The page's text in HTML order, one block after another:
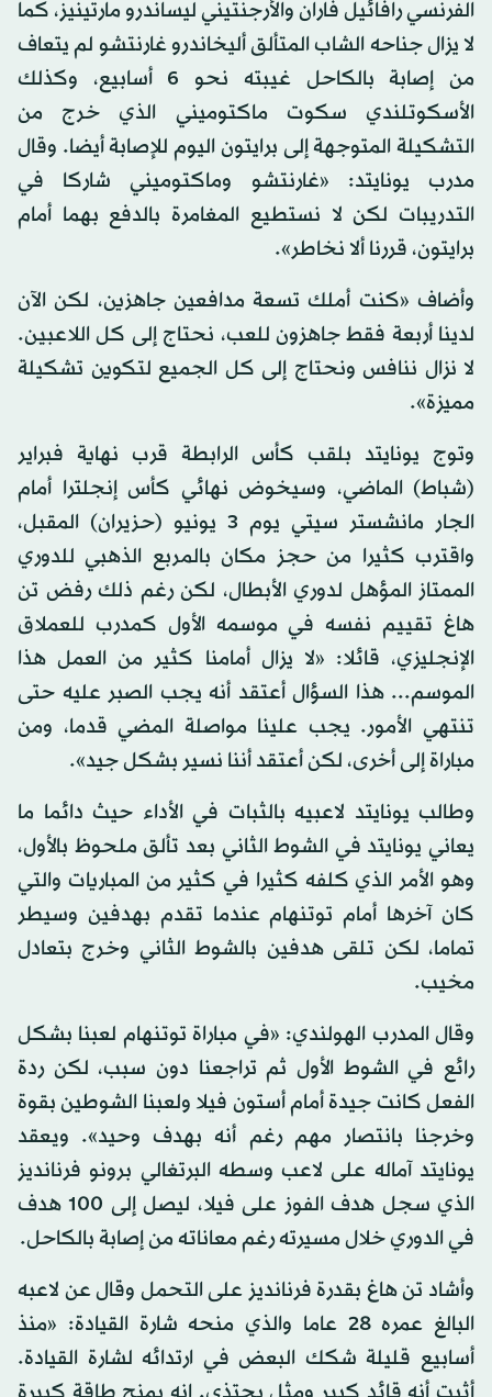
الفرنسي رافائيل فاران والأرجنتيني ليساندرو مارتينيز، كما
لا يزال جناحه الشاب المتألق أليخاندرو غارنتشو لم يتعاف
من إصابة بالكاحل غيبته نحو 6 أسابيع، وكذلك
الأسكوتلندي سكوت ماكتوميني الذي خرج من
التشكيلة المتوجهة إلى برايتون اليوم للإصابة أيضا. وقال
مدرب يونايتد: «غارنتشو وماكتوميني شاركا في
التدريبات لكن لا نستطيع المغامرة بالدفع بهما أمام
برايتون، قررنا ألا نخاطر».
وأضاف «كنت أملك تسعة مدافعين جاهزين، لكن الآن
لدينا أربعة فقط جاهزون للعب، نحتاج إلى كل اللاعبين.
لا نزال ننافس ونحتاج إلى كل الجميع لتكوين تشكيلة
مميزة».
وتوج يونايتد بلقب كأس الرابطة قرب نهاية فبراير
(شباط) الماضي، وسيخوض نهائي كأس إنجلترا أمام
الجار مانشستر سيتي يوم 3 يونيو (حزيران) المقبل،
واقترب كثيرا من حجز مكان بالمربع الذهبي للدوري
الممتاز المؤهل لدوري الأبطال، لكن رغم ذلك رفض تن
هاغ تقييم نفسه في موسمه الأول كمدرب للعملاق
الإنجليزي، قائلا: «لا يزال أمامنا كثير من العمل هذا
الموسم... هذا السؤال أعتقد أنه يجب الصبر عليه حتى
تنتهي الأمور. يجب علينا مواصلة المضي قدما، ومن
مباراة إلى أخرى، لكن أعتقد أننا نسير بشكل جيد».
وطالب يونايتد لاعبيه بالثبات في الأداء حيث دائما ما
يعاني يونايتد في الشوط الثاني بعد تألق ملحوظ بالأول،
وهو الأمر الذي كلفه كثيرا في كثير من المباريات والتي
كان آخرها أمام توتنهام عندما تقدم بهدفين وسيطر
تماما، لكن تلقى هدفين بالشوط الثاني وخرج بتعادل
مخيب.
وقال المدرب الهولندي: «في مباراة توتنهام لعبنا بشكل
رائع في الشوط الأول ثم تراجعنا دون سبب، لكن ردة
الفعل كانت جيدة أمام أستون فيلا ولعبنا الشوطين بقوة
وخرجنا بانتصار مهم رغم أنه بهدف وحيد». ويعقد
يونايتد آماله على لاعب وسطه البرتغالي برونو فرنانديز
الذي سجل هدف الفوز على فيلا، ليصل إلى 100 هدف
في الدوري خلال مسيرته رغم معاناته من إصابة بالكاحل.
وأشاد تن هاغ بقدرة فرنانديز على التحمل وقال عن لاعبه
البالغ عمره 28 عاما والذي منحه شارة القيادة: «منذ
أسابيع قليلة شكك البعض في ارتدائه لشارة القيادة.